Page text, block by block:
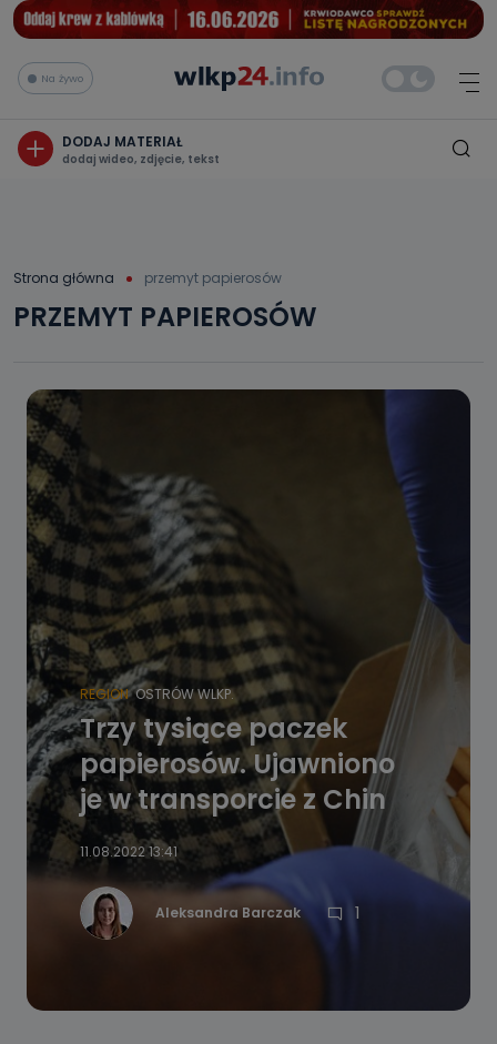
Na żywo
DODAJ MATERIAŁ
dodaj wideo, zdjęcie, tekst
Strona główna przemyt papierosów
PRZEMYT PAPIEROSÓW
REGION OSTRÓW WLKP.
Trzy tysiące paczek
papierosów. Ujawniono
je w transporcie z Chin
11.08.2022 13:41
Aleksandra Barczak 1